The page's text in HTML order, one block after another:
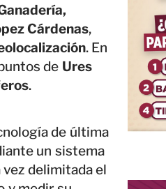
Cárdenas,
. En
de Ures
.
de última
un sistema
delimitada el